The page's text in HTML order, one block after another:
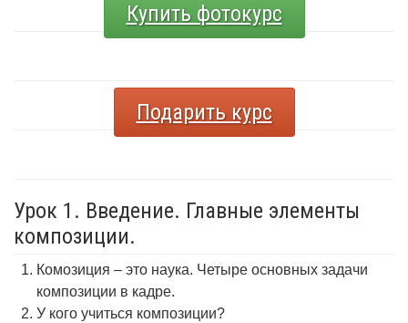
Купить фотокурс
Подарить курс
Урок 1. Введение. Главные элементы
композиции.
Комозиция – это наука. Четыре основных задачи
композиции в кадре.
У кого учиться композиции?